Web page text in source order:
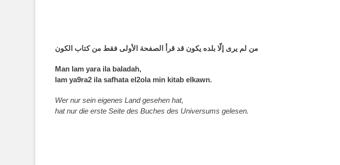
من لم يرى إلّا بلده يكون قد قرأ الصفحة الأولى فقط من كتاب الكون
Man lam yara ila baladah,
lam ya9ra2 ila safhata el2ola min kitab elkawn.
Wer nur sein eigenes Land gesehen hat,
hat nur die erste Seite des Buches des Universums gelesen.